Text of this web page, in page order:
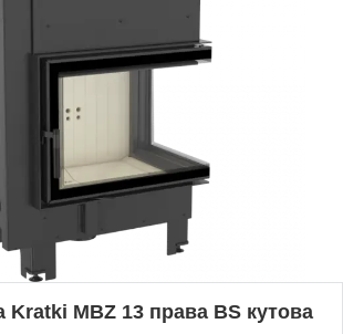
Kratki MBZ 13 права BS кутова